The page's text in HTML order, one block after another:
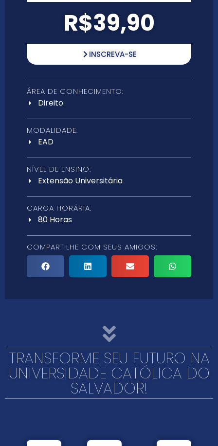
R$39,90
INSCREVA-SE
ÁREA DE CONHECIMENTO:
Direito
MODALIDADE:
EAD
NÍVEL DE ENSINO:
Extensão Universitária
CARGA HORÁRIA:
80 Horas
COMPARTILHE COM SEUS AMIGOS:
TRANSFORME SEU FUTURO NA
UNIVERSIDADE CATÓLICA DO
SALVADOR!